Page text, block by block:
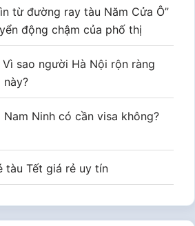
từ đường ray tàu Năm Cửa Ô”
động chậm của phố thị
Vì sao người Hà Nội rộn ràng
Ninh có cần visa không?
tàu Tết giá rẻ uy tín